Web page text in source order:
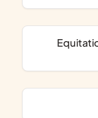
Equitation (équitation, hippisme, course